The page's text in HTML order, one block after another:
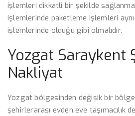
işlemleri dikkatli bir şekilde
işlemlerinde paketleme işlemleri
işlemlerinde olduğu gibi olmalıdır.
Yozgat Saraykent
Nakliyat
Yozgat bölgesinden değişik bir
şehirlerarası evden eve taşımacılık